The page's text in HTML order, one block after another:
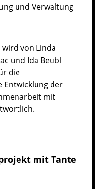
und Verwaltung
wird von Linda
und Ida Beubl
die
Entwicklung der
mit
mit Tante